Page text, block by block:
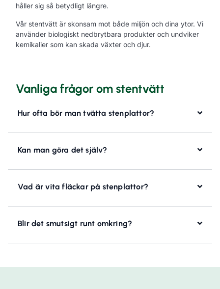
håller sig så betydligt längre.
Vår stentvätt är skonsam mot både miljön och dina ytor. Vi
använder biologiskt nedbrytbara produkter och undviker
kemikalier som kan skada växter och djur.
Vanliga frågor om stentvätt
Hur ofta bör man tvätta stenplattor?
Kan man göra det själv?
Vad är vita fläckar på stenplattor?
Blir det smutsigt runt omkring?